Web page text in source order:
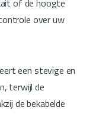
of de hoogte
over uw
een stevige en
terwijl de
de bekabelde